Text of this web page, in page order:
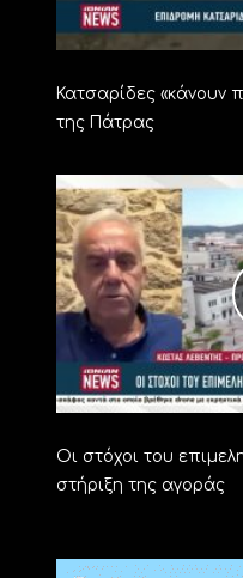
Κατσαρίδες «κάνουν
της Πάτρας
Οι στόχοι του
στήριξη της αγοράς